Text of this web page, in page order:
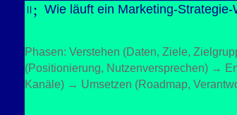
=; Wie läuft ein Marketing-Strategie-
Phasen: Verstehen (Daten, Ziele,
(Positionierung, Nutzenversprechen) →
Kanäle) → Umsetzen (Roadmap,